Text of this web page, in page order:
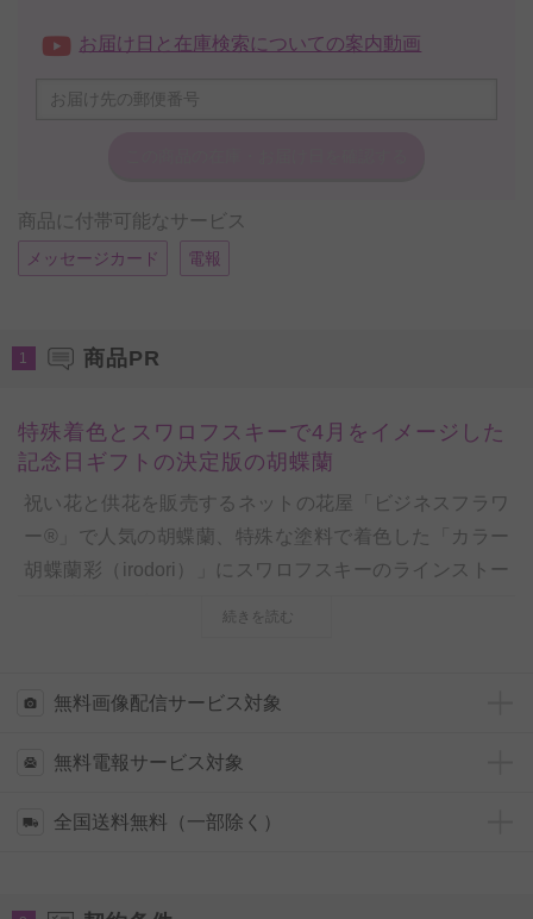
お届け日と在庫検索についての案内動画
商品に付帯可能なサービス
メッセージカード 電報
1 商品PR
特殊着色とスワロフスキーで4月をイメージした
記念日ギフトの決定版の胡蝶蘭
祝い花と供花を販売するネットの花屋「ビジネスフラワ
ー®」で人気の胡蝶蘭、特殊な塗料で着色した「カラー
胡蝶蘭彩（irodori）」にスワロフスキーのラインストー
ーン、ゴールドのエンボス加工を施した円柱鉢が高級感
各月を表現・テーマにしたデザインのお祝い花の為、誕
暦祝い 古希祝い 喜寿祝い 傘寿祝い 米寿祝い 卒寿祝いな
続きを読む
無料画像配信サービス対象
無料電報サービス対象
全国送料無料（一部除く）